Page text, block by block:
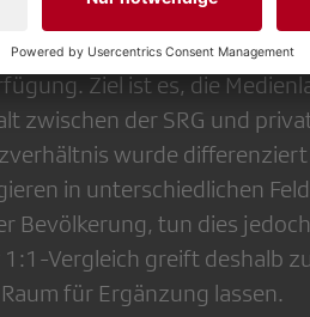
Diese Zusammenarbeit
Medienunternehmen
Ziel ist es, die
zwischen der SRG und
wurde
in unterschiedlichen
Bevölkerung, tun dies
Vergleich greift deshalb
für Ergänzung lassen.